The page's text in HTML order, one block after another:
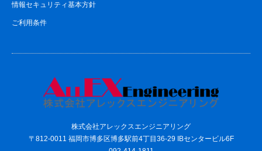
情報セキュリティ基本方針
ご利用条件
株式会社アレックスエンジニアリング
〒812-0011 福岡市博多区博多駅前4丁目36-29 IBセンタービル6F